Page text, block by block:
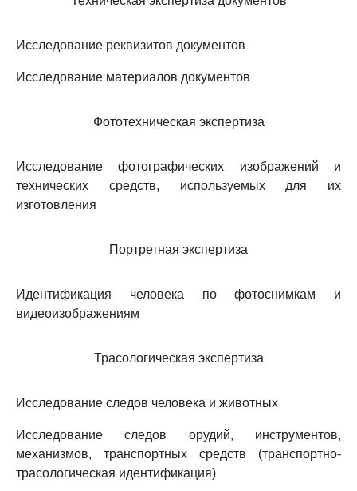
Исследование реквизитов документов
Исследование материалов документов
Фототехническая экспертиза
Исследование фотографических изображений и
технических средств, используемых для их
изготовления
Портретная экспертиза
Идентификация человека по фотоснимкам и
видеоизображениям
Трасологическая экспертиза
Исследование следов человека и животных
Исследование следов орудий, инструментов,
механизмов, транспортных средств (транспортно-
трасологическая идентификация)